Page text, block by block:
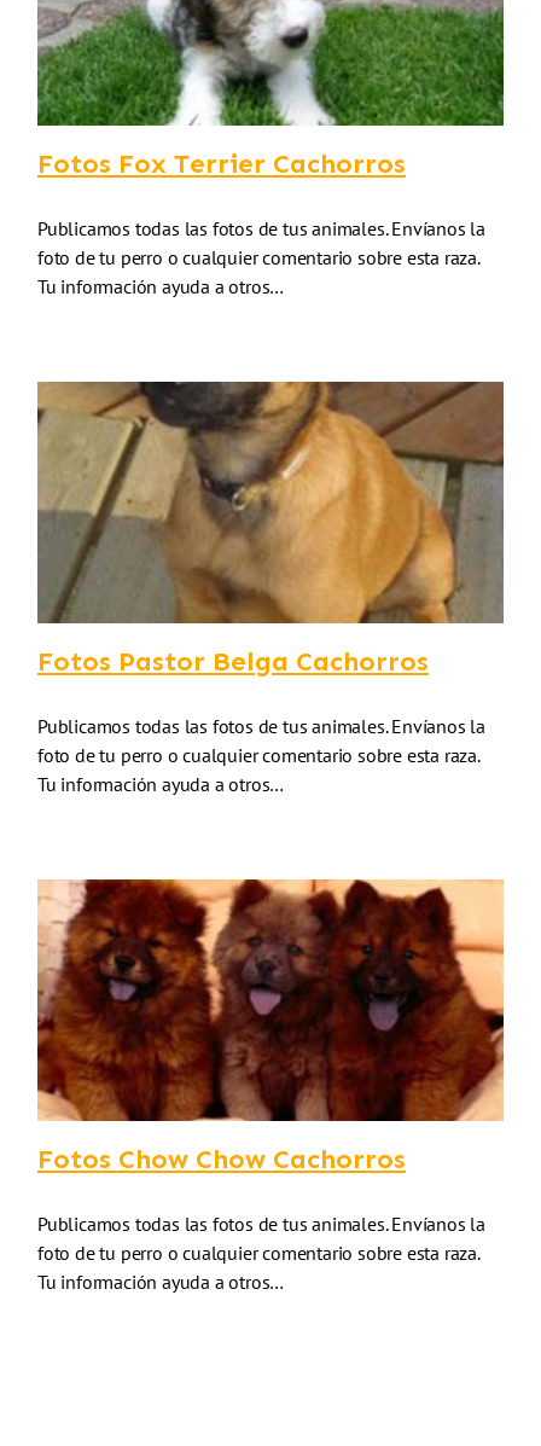
Fotos Fox Terrier Cachorros
Publicamos todas las fotos de tus animales. Envíanos la
foto de tu perro o cualquier comentario sobre esta raza.
Tu información ayuda a otros…
Fotos Pastor Belga Cachorros
Publicamos todas las fotos de tus animales. Envíanos la
foto de tu perro o cualquier comentario sobre esta raza.
Tu información ayuda a otros…
Fotos Chow Chow Cachorros
Publicamos todas las fotos de tus animales. Envíanos la
foto de tu perro o cualquier comentario sobre esta raza.
Tu información ayuda a otros…